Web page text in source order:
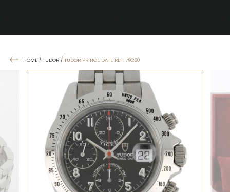
HOME / TUDOR / TUDOR PRINCE DATE REF. 79280